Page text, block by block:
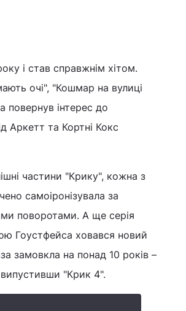
і став справжнім хітом.
очі", "Кошмар на вулиці
повернув інтерес до
Аркетт та Кортні Кокс
частини "Крику", кожна з
самоіронізувала за
поворотами. А ще серія
Гоустфейса ховався новий
замовкла на понад 10 років –
випустивши "Крик 4".